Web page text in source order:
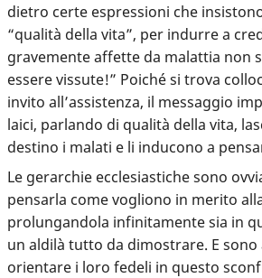
dietro certe espressioni che
“qualità della vita”, per indurre a
gravemente affette da malattia non
essere vissute!” Poiché si trova
invito all’assistenza, il messaggio
laici, parlando di qualità della vita,
destino i malati e li inducono a
Le gerarchie ecclesiastiche sono
pensarla come vogliono in merito
prolungandola infinitamente sia in
un aldilà tutto da dimostrare. E
orientare i loro fedeli in questo